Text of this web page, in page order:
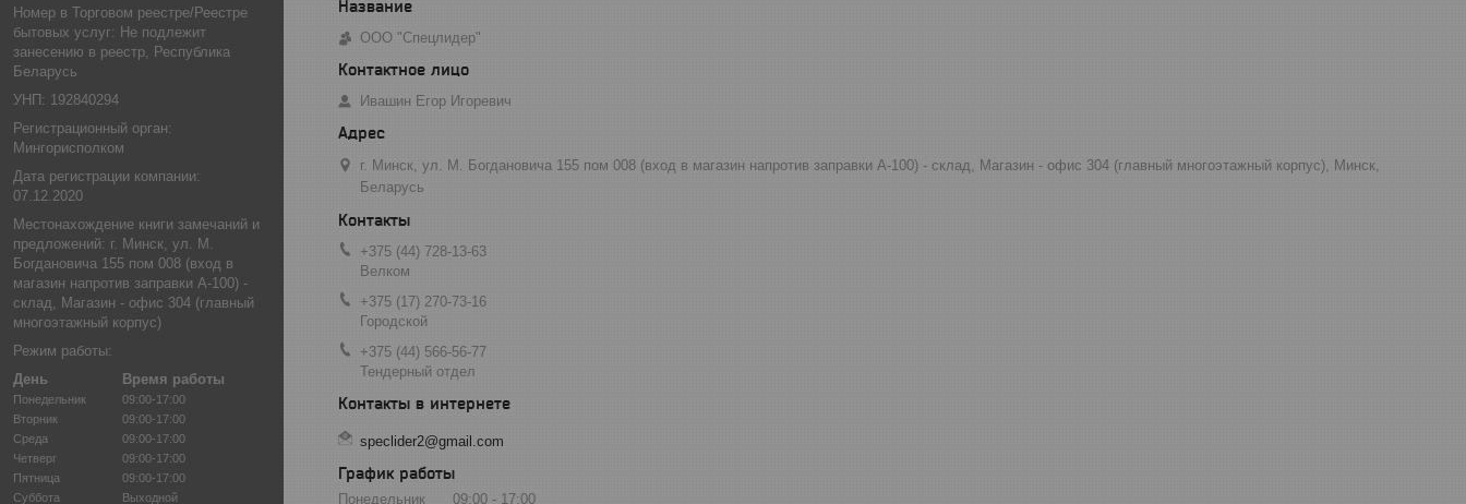
Номер в Торговом реестре/Реестре
бытовых услуг: Не подлежит
занесению в реестр, Республика
Беларусь
УНП: 192840294
Регистрационный орган:
Мингорисполком
Дата регистрации компании:
07.12.2020
Местонахождение книги замечаний и
предложений: г. Минск, ул. М.
Богдановича 155 пом 008 (вход в
магазин напротив заправки А-100) -
склад, Магазин - офис 304 (главный
многоэтажный корпус)
Режим работы:
День
Время работы
Понедельник
09:00-17:00
Вторник
09:00-17:00
Среда
09:00-17:00
Четверг
09:00-17:00
Пятница
09:00-17:00
Суббота
Выходной
ООО "Спецлидер"
Ивашин Егор Игоревич
г. Минск, ул. М. Богдановича 155 пом 008 (вход в магазин напротив заправки А-100) - склад, Магазин - офис 304 (главный многоэтажный корпус), Минск,
Беларусь
+375 (44) 728-13-63
Велком
+375 (17) 270-73-16
Городской
+375 (44) 566-56-77
Тендерный отдел
speclider2@gmail.com
График работы
Понедельник 09:00 17:00